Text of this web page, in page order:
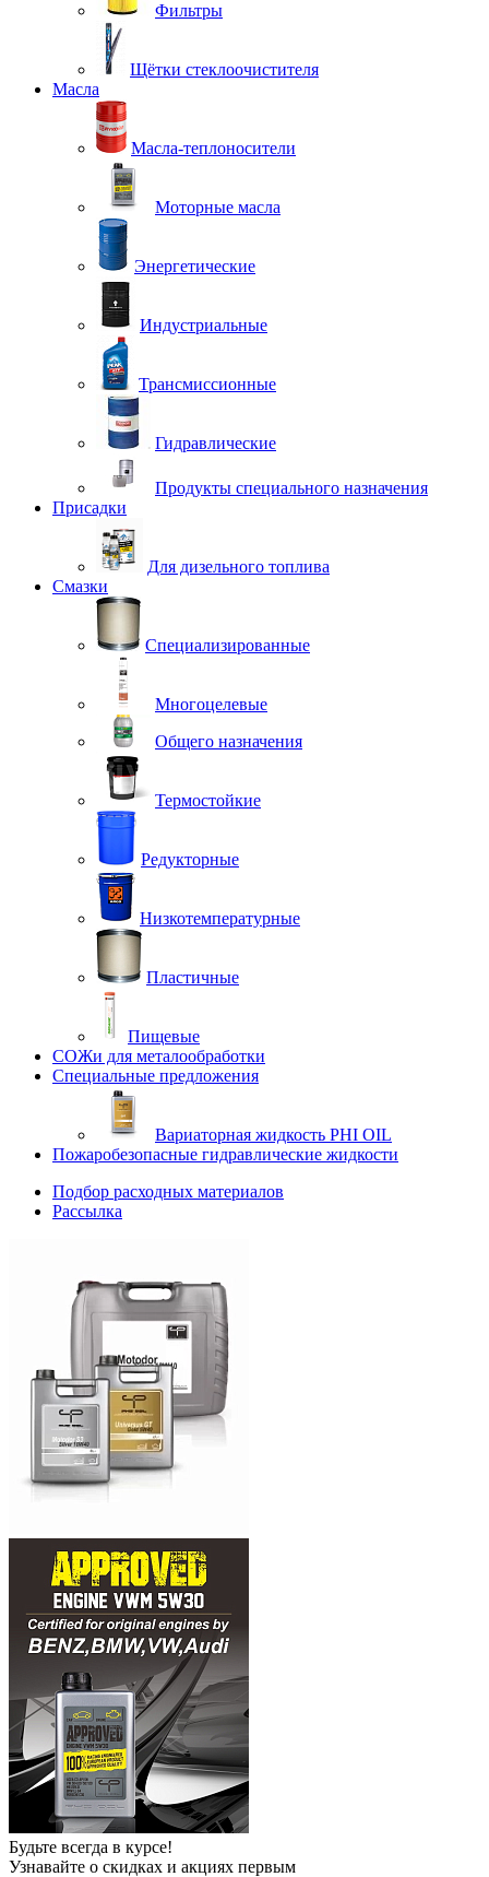
Фильтры
Щётки стеклоочистителя
Масла
Масла-теплоносители
Моторные масла
Энергетические
Индустриальные
Трансмиссионные
Гидравлические
Продукты специального назначения
Присадки
Для дизельного топлива
Смазки
Специализированные
Многоцелевые
Общего назначения
Термостойкие
Редукторные
Низкотемпературные
Пластичные
Пищевые
СОЖи для металообработки
Специальные предложения
Вариаторная жидкость PHI OIL
Пожаробезопасные гидравлические жидкости
Подбор расходных материалов
Рассылка
Будьте всегда в курсе!
Узнавайте о скидках и акциях первым